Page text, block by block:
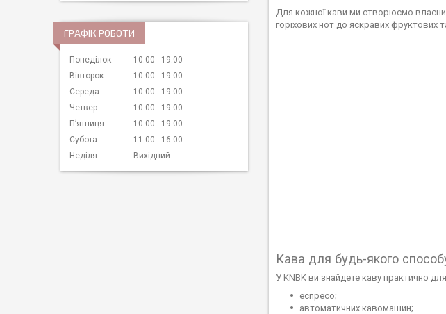
Для кожної кави ми створюємо
горіхових нот до яскравих фруктових та
Кава для будь-якого
У KNBK ви знайдете каву практично
еспресо;
автоматичних кавомашин;
ГРАФІК РОБОТИ
Понеділок 10:00
19:00
Вівторок
10:00
19:00
Середа
10:00
19:00
Четвер
10:00
19:00
Пʼятниця
10:00
19:00
Субота
11:00
16:00
Неділя
Вихідний